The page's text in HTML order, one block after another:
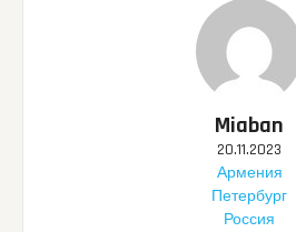
Miaban
20.11.2023
Армения
Петербург
Россия